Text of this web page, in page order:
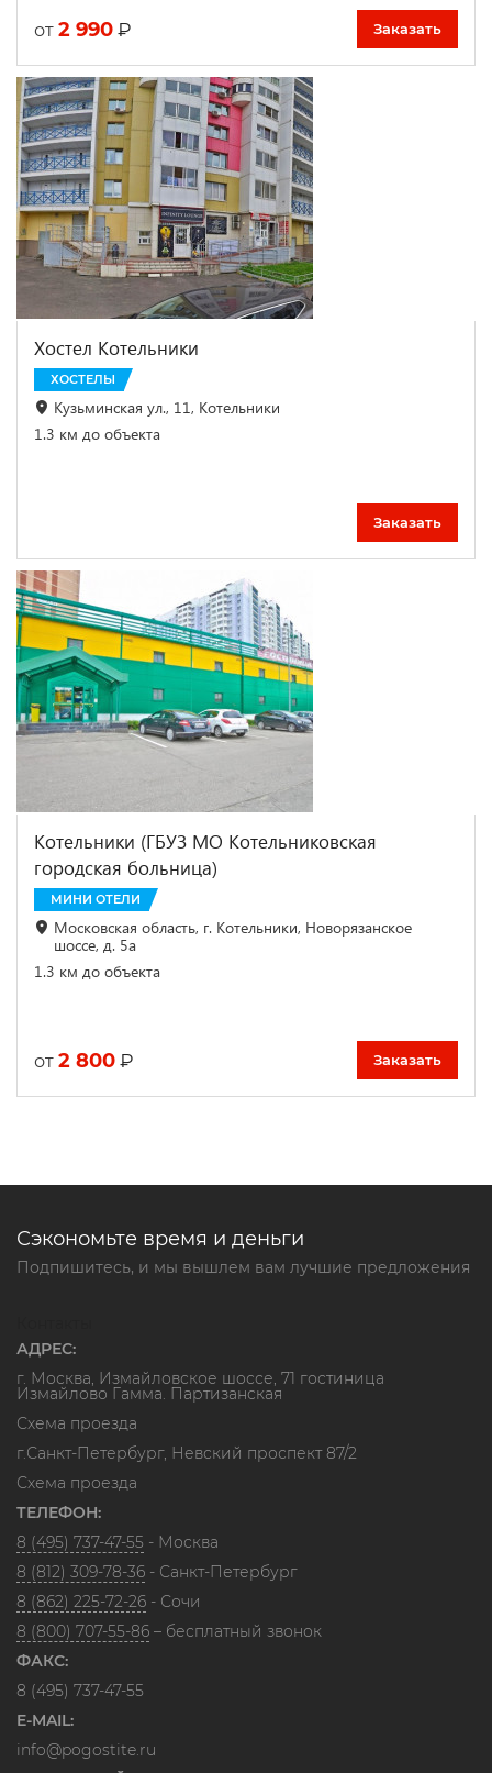
от 2 990 ₽ Заказать
Хостел Котельники
ХОСТЕЛЫ
Кузьминская ул., 11, Котельники
1.3 км до объекта
Заказать
Котельники (ГБУЗ МО Котельниковская
городская больница)
МИНИ ОТЕЛИ
Московская область, г. Котельники, Новорязанское
шоссе, д. 5а
1.3 км до объекта
от 2 800 ₽ Заказать
Сэкономьте время и деньги
Подпишитесь, и мы вышлем вам лучшие предложения
АДРЕС:
г. Москва, Измайловское шоссе, 71 гостиница
Измайлово Гамма. Партизанская
Схема проезда
г.Санкт-Петербург, Невский проспект 87/2
Схема проезда
ТЕЛЕФОН:
8 (495) 737-47-55 - Москва
8 (812) 309-78-36 - Санкт-Петербург
8 (862) 225-72-26 - Сочи
8 (800) 707-55-86 – бесплатный звонок
ФАКС:
8 (495) 737-47-55
E-MAIL:
info@pogostite.ru